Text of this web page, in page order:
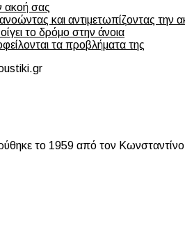
ακοή σας
και αντιμετωπίζοντας την
το δρόμο στην άνοια
τα προβλήματα της
το 1959 από τον Κωνσταντίνο